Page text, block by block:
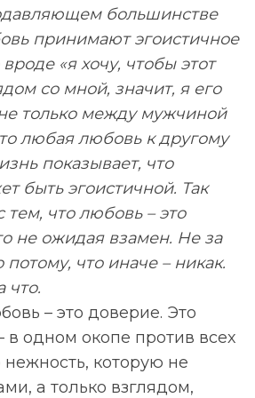
большинстве
принимают эгоистичное
«я хочу, чтобы этот
со мной, значит, я его
только между мужчиной
любая любовь к другому
показывает, что
быть эгоистичной. Так
тем, что любовь – это
не ожидая взамен. Не за
потому, что иначе – никак.
что.
– это доверие. Это
в одном окопе против всех
которую не
а только взглядом,